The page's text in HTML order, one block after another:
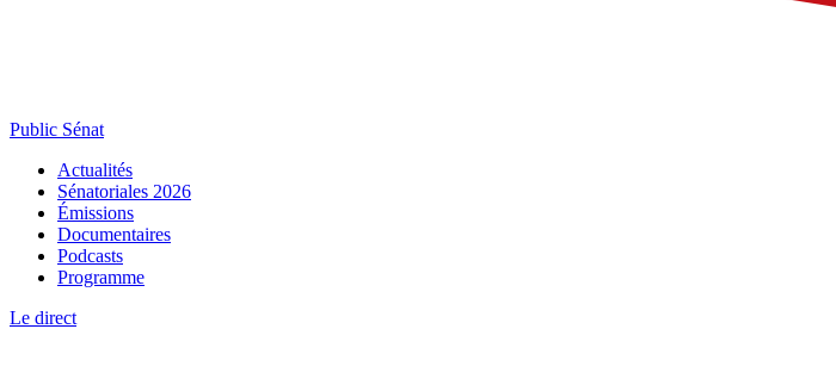
Public Sénat
Actualités
Sénatoriales 2026
Émissions
Documentaires
Podcasts
Programme
Le direct